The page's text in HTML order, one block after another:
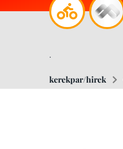
.
kerekpar/hirek